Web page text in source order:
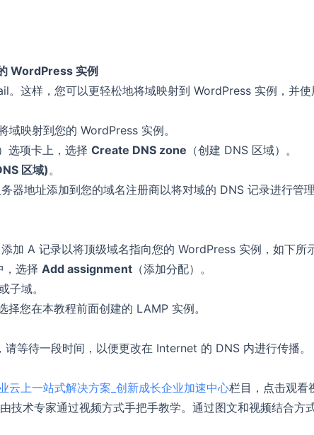
WordPress 实例
这样，您可以更轻松地将域映射到 WordPress 实例，并使
映射到您的 WordPress 实例。
选项卡上，选择 Create DNS zone （创建 DNS 区域）。
区域)。
器地址添加到您的域名注册商以将对域的 DNS 记录进行管
加 A 记录以将顶级域名指向您的 WordPress 实例，如下所
，选择 Add assignment （添加分配）。
子域。
择您在本教程前面创建的 LAMP 实例。
等待一段时间，以便更改在 Internet 的 DNS 内进行传播。
云上一站式解决方案_创新成长企业加速中心栏目，点击观看
技术专家通过视频方式手把手教学。通过图文和视频结合方